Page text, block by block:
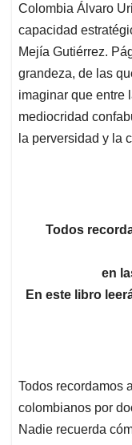
Colombia Álvaro
capacidad
Mejía Gutiérrez.
grandeza, de las
imaginar que entre
mediocridad
la perversidad y la
Todos
en
En este libro
Todos recordamos
colombianos por
Nadie recuerda